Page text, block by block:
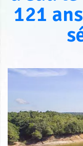
121